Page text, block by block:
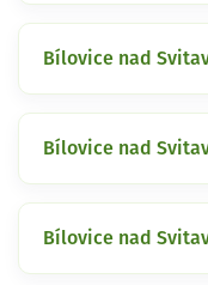
Bílovice nad
Bílovice nad
Bílovice nad